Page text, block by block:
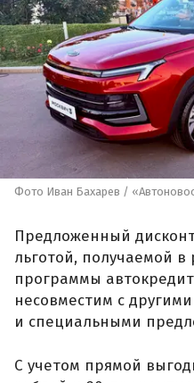
Фото Иван Бахарев /
Предложенный
льготой, получаемой в
программы
несовместим с
и специальными
С учетом прямой